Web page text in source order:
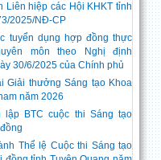
Liên hiệp các Hội KHKT tỉnh
2025/NĐ-CP
tuyển dụng hợp đồng thực
môn theo Nghị định
30/6/2025 của Chính phủ
Giải thưởng Sáng tạo Khoa
năm 2026
lập BTC cuộc thi Sáng tạo
Thể lệ Cuộc thi Sáng tạo